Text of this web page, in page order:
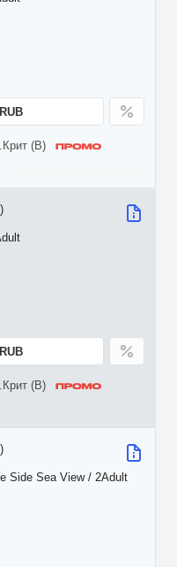
(B)
(B)
Side Sea View / 2Adult